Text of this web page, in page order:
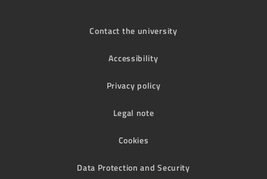
Contact the university
Accessibility
Privacy policy
Legal note
Cookies
Data Protection and Security